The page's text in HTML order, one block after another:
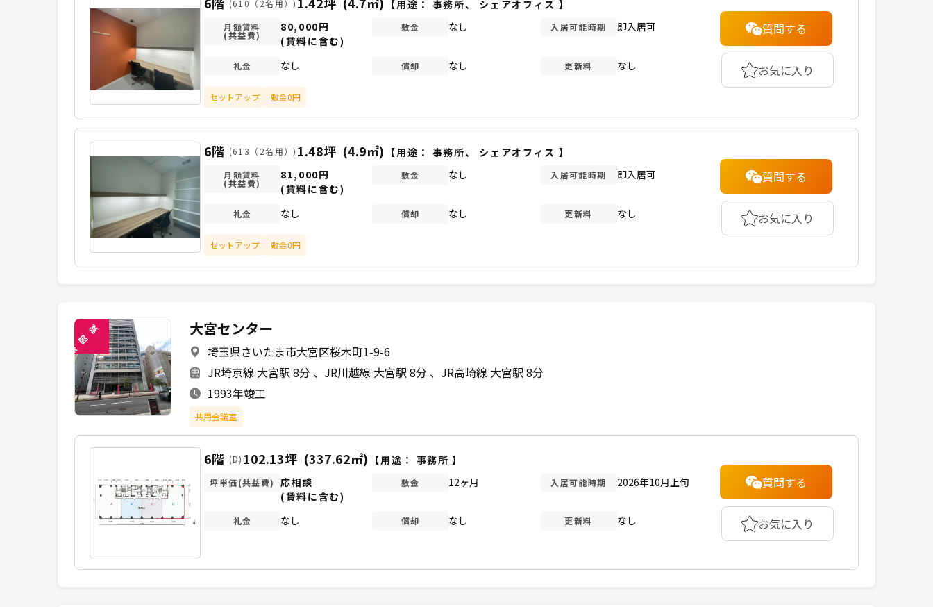
(610（2名用）) 【用途： 事務所、 シェアオフィス 】
月額賃料
(共益費)
80,000円
(賃料に含む)
敷金 なし 入居可能時期 即入居可
礼金 なし 償却 なし 更新料 なし
セットアップ 敷金0円
質問する
お気に入り
6階 (613（2名用）) 1.48坪 (4.9㎡) 【用途： 事務所、 シェアオフィス 】
月額賃料
(共益費)
81,000円
(賃料に含む)
敷金 なし 入居可能時期 即入居可
礼金 なし 償却 なし 更新料 なし
セットアップ 敷金0円
質問する
お気に入り
未
閲
覧 大宮センター
埼玉県さいたま市大宮区桜木町1-9-6
JR埼京線 大宮駅 8分
JR川越線 大宮駅 8分
JR高崎線 大宮駅 8分
1993年竣工
共用会議室
6階 (D) 102.13坪 (337.62㎡) 【用途： 事務所 】
坪単価(共益費)
応相談
(賃料に含む)
敷金 12ヶ月 入居可能時期 2026年10月上旬
礼金 なし 償却 なし 更新料 なし
質問する
お気に入り